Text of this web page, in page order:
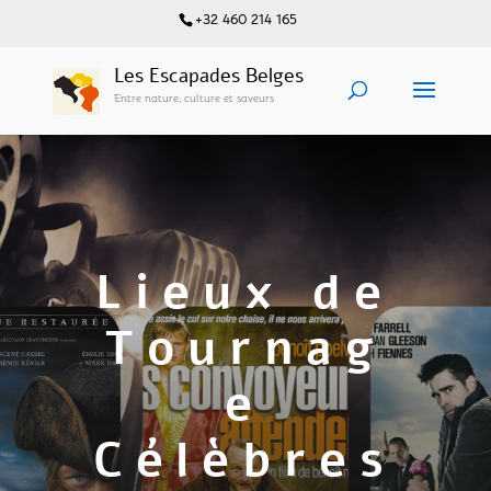
+32 460 214 165
Les Escapades Belges
Entre nature, culture et saveurs
Lieux de
Tournag
e
Célèbres